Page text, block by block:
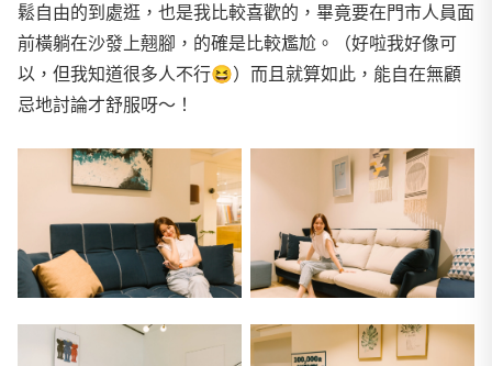
鬆自由的到處逛，也是我比較喜歡的，畢竟要在門市人員面
前橫躺在沙發上翹腳，的確是比較尷尬。（好啦我好像可
以，但我知道很多人不行😆）而且就算如此，能自在無顧
忌地討論才舒服呀～！